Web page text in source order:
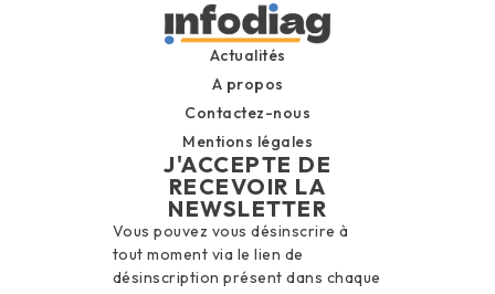
Actualités
A propos
Contactez-nous
Mentions légales
J'ACCEPTE DE
RECEVOIR LA
NEWSLETTER
Vous pouvez vous désinscrire à
tout moment via le lien de
désinscription présent dans chaque